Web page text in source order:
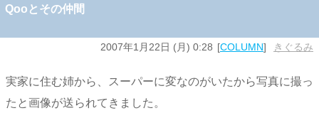
Qooとその仲間
2007年1月22日 (月) 0:28 COLUMN きぐるみ
実家に住む姉から、スーパーに変なのがいたから写真に撮っ
たと画像が送られてきました。